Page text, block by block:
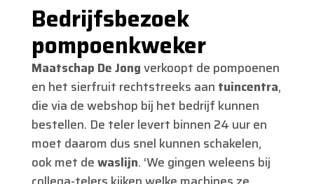
Bedrijfsbezoek
pompoenkweker
Maatschap De Jongverkoopt de pompoenen
en het sierfruit rechtstreeks aan tuincentra,
die via de webshop bij het bedrijf kunnen
bestellen. De teler levert binnen 24 uur en
moet daarom dus snel kunnen schakelen,
ook met dewaslijn. ‘We gingen weleens bij